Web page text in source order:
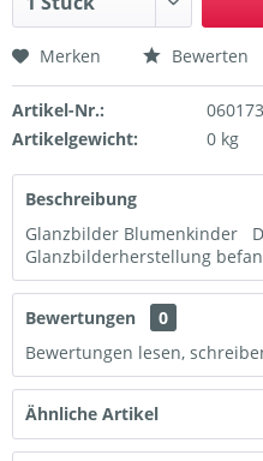
Merken Bewerten
Artikel-Nr.:
Artikelgewicht:
0 kg
Beschreibung
Glanzbilder Blumenkinder
Glanzbilderherstellung
Bewertungen
0
Bewertungen lesen,
Ähnliche Artikel